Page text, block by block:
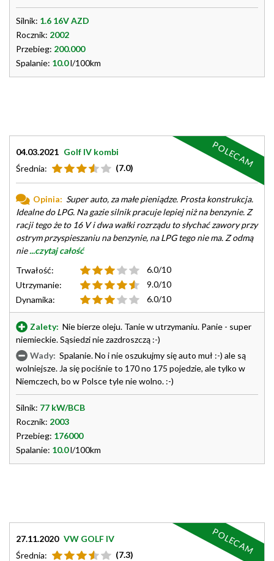
Silnik: 1.6 16V AZD
Rocznik: 2002
Przebieg: 200.000
Spalanie: 10.0l/100km
04.03.2021 Golf IV kombi
Średnia:
(7.0)
Opinia: Super auto, za małe pieniądze. Prosta konstrukcja.
Idealne do LPG. Na gazie silnik pracuje lepiej niż na benzynie. Z
racji tego że to 16 V i dwa wałki rozrządu to słychać zawory przy
ostrym przyspieszaniu na benzynie, na LPG tego nie ma. Z odmą
nie...czytaj całość
Trwałość:
6.0/10
Utrzymanie:
9.0/10
Dynamika:
6.0/10
Zalety: Nie bierze oleju. Tanie w utrzymaniu. Panie - super
niemieckie. Sąsiedzi nie zazdroszczą :-)
Wady: Spalanie. No i nie oszukujmy się auto muł :-) ale są
wolniejsze. Ja się pociśnie to 170 no 175 pojedzie, ale tylko w
Niemczech, bo w Polsce tyle nie wolno. :-)
Silnik: 77 kW/BCB
Rocznik: 2003
Przebieg: 176000
Spalanie: 10.0l/100km
POLECAM
27.11.2020 VW GOLF IV
Średnia:
(7.3) POLECAM